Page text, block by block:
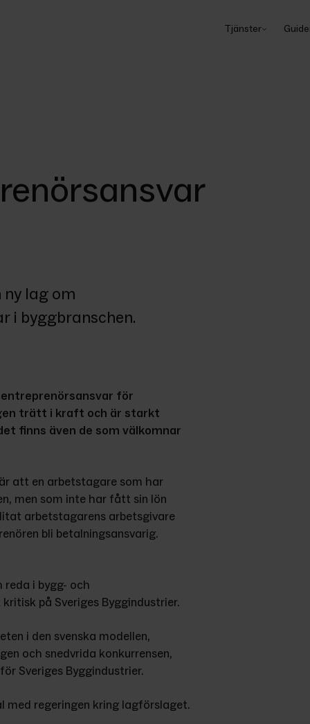
Tjänster
ny lag om
i byggbranschen.
entreprenörsansvar för
trätt i kraft och är starkt
finns även de som välkomnar
att en arbetstagare som har
men som inte har fått sin lön
arbetstagarens arbetsgivare
bli betalningsansvarig.
i bygg- och
på Sveriges Byggindustrier.
i den svenska modellen,
och snedvrida konkurrensen,
Sveriges Byggindustrier.
regeringen kring lagförslaget.